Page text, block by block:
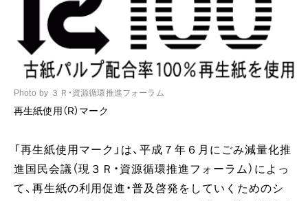
Photo by ３Ｒ・資源循環推進フォーラム
再生紙使用（R）マーク
「再生紙使用マーク」は、平成７年６月にごみ減量化推
進国民会議（現３Ｒ・資源循環推進フォーラム）によっ
て、再生紙の利用促進・普及啓発をしていくためのシ